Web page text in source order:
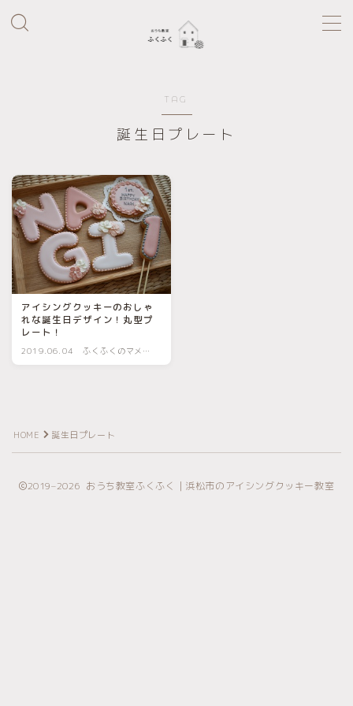
Lesson Menu
TAG
誕生日プレート
アイシングクッキーのおしゃ
れな誕生日デザイン！丸型プ
レート！
2019.06.04
ふくふくのマメチ
シキ
HOME 誕生日プレート
2019–2026 おうち教室ふくふく｜浜松市のアイシングクッキー教室